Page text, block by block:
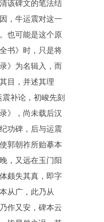
该碑文的笔法结
，牛运震对这一
也可能是这个原
书》时，只是将
》为名辑入，而
目，并述其理
补论，初峻先刻
》，尚未载后汉
功碑，后与运震
郭朝祚所贻摹本
，又远在玉门阳
颇失其真，即字
从广，此乃从
作又安，碑本云